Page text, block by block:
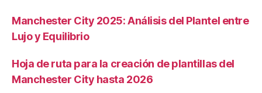
Manchester City 2025: Análisis del Plantel entre
Lujo y Equilibrio
Hoja de ruta para la creación de plantillas del
Manchester City hasta 2026